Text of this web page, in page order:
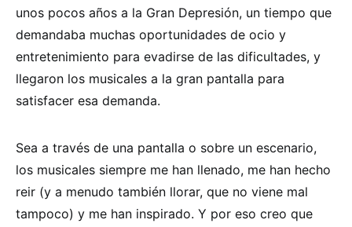
unos pocos años a la Gran Depresión, un tiempo que
demandaba muchas oportunidades de ocio y
entretenimiento para evadirse de las dificultades, y
llegaron los musicales a la gran pantalla para
satisfacer esa demanda.
Sea a través de una pantalla o sobre un escenario,
los musicales siempre me han llenado, me han hecho
reir (y a menudo también llorar, que no viene mal
tampoco) y me han inspirado. Y por eso creo que